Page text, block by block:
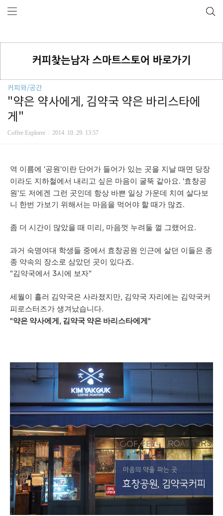
커피와/공간
"약은 약사에게, 김약국 약은 바리스타에
게"
Coffee Explorer 2014. 10. 29. 13:57
역 이름에 '공원'이란 단어가 들어가 있는 곳을 지날 때면 당장
이라도 지하철에서 내리고 싶은 마음이 굴뚝 같아요. '효창공
원'도 저에겐 그런 곳인데 항상 바쁜 일상 가운데 치여 살다보
니 한번 가보기 위해서는 마음을 먹어야 할 때가 많죠.
좀 더 시간이 많았을 때 미리, 마음껏 누려둘 껄 그랬어요.
과거 숙명여대 학생들 중에서 효창공원 인근에 살던 이들은 종
종 약속의 장소로 삼았던 곳이 있다죠.
"김약국에서 3시에 보자"
세월이 흘러 김약국은 사라졌지만, 김약국 자리에는 김약국커
피로스터즈가 생겨났습니다.
"약은 약사에게, 김약국 약은 바리스타에게"